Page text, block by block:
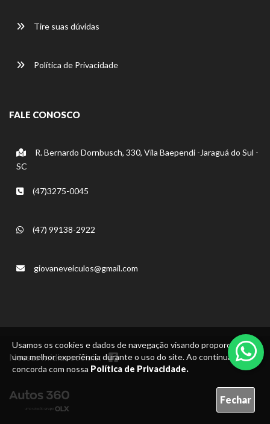
Usamos os cookies e dados de navegação visando proporcionar
uma melhor experiência durante o uso do site. Ao continuar, você
concorda com nossa Política de Privacidade.
Fechar
Tire suas dúvidas
Política de Privacidade
FALE CONOSCO
R. Bernardo Dornbusch, 330, Vila Baependi -Jaraguá do Sul -
SC
(47)3275-0045
(47) 99138-2922
giovaneveiculos@gmail.com
Nossas mídias sociais: